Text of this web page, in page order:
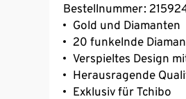
Bestellnummer:
Gold und Diamanten
20 funkelnde
Verspieltes Design
Herausragende
Exklusiv für Tchibo